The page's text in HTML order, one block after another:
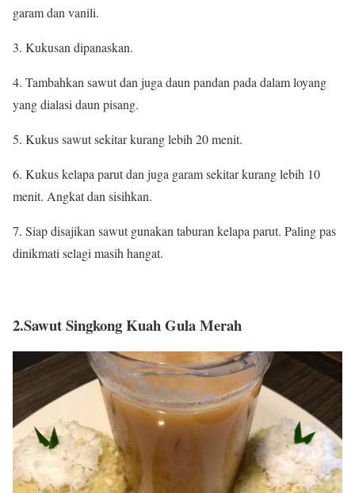
garam dan vanili.
3. Kukusan dipanaskan.
4. Tambahkan sawut dan juga daun pandan pada dalam loyang
yang dialasi daun pisang.
5. Kukus sawut sekitar kurang lebih 20 menit.
6. Kukus kelapa parut dan juga garam sekitar kurang lebih 10
menit. Angkat dan sisihkan.
7. Siap disajikan sawut gunakan taburan kelapa parut. Paling pas
dinikmati selagi masih hangat.
2.Sawut Singkong Kuah Gula Merah